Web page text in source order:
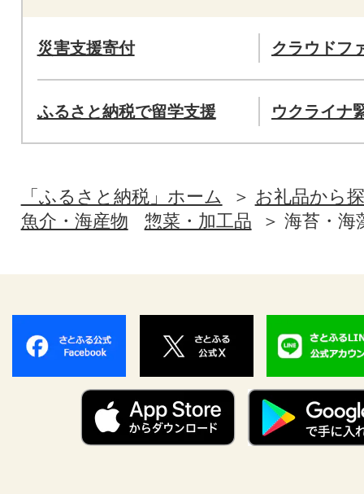
災害支援寄付 クラウドフ
ふるさと納税で留学支援 ウクライナ
「ふるさと納税」ホーム
お礼品から
魚介・海産物
惣菜・加工品 海苔・海